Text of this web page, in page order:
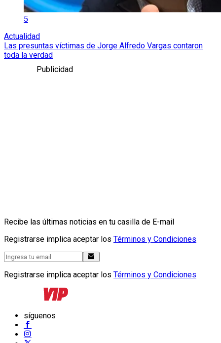
5
Actualidad
Las presuntas víctimas de Jorge Alfredo Vargas contaron
toda la verdad
Publicidad
Recibe las últimas noticias en tu casilla de E-mail
Registrarse implica aceptar los Términos y Condiciones
Registrarse implica aceptar los Términos y Condiciones
síguenos